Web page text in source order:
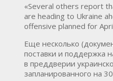
«Several others report
are heading to Ukraine
offensive planned for
Еще несколько
поставки и поддержка
в преддверии
запланированного на